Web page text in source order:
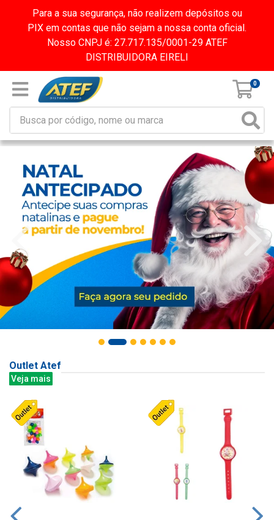
Para a sua segurança, não realizem depósitos ou
PIX em contas que não sejam a nossa conta oficial.
Nosso CNPJ é: 27.717.135/0001-29 ATEF
DISTRIBUIDORA EIRELI
0
Outlet Atef
Veja mais